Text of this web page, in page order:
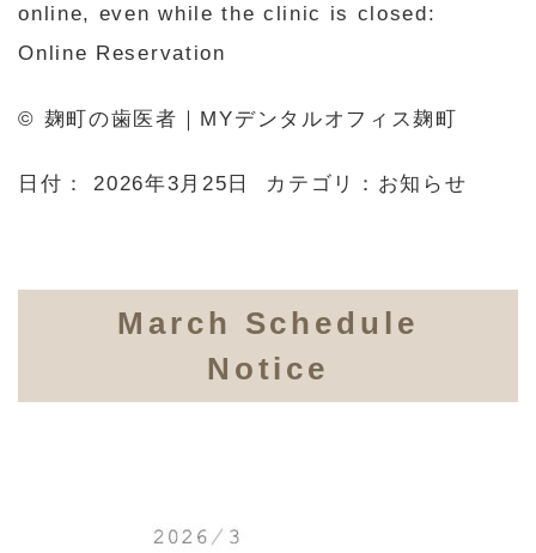
online, even while the clinic is closed:
Online Reservation
© 麹町の歯医者｜MYデンタルオフィス麹町
日付：2026年3月25日 カテゴリ： お知らせ
March Schedule
Notice